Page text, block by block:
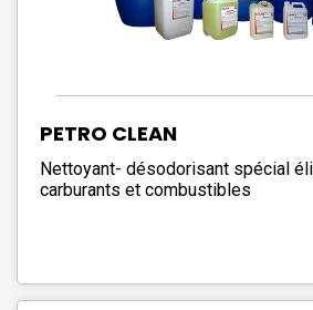
PETRO CLEAN
Nettoyant- désodorisant spécial
carburants et combustibles